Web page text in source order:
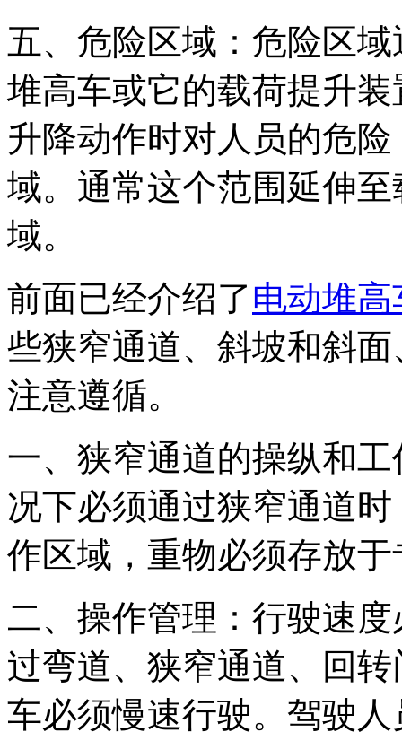
五、危险区域：危险区
堆高车或它的载荷提升
升降动作时对人员的危
域。通常这个范围延伸
域。
前面已经介绍了电动堆高
些狭窄通道、斜坡和斜
注意遵循。
一、狭窄通道的操纵和
况下必须通过狭窄通道
作区域，重物必须存放
二、操作管理：行驶速
过弯道、狭窄通道、回
车必须慢速行驶。驾驶